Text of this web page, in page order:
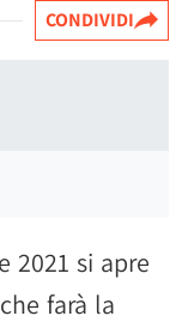
CONDIVIDI
2021 si apre
farà la